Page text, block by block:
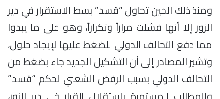
ومنذ ذلك الحين تحاول “قسد” بسط الاستقرار في دير
الزور إلا أنها فشلت مراراً وتكراراً، وهو على ما يبدوا
مما دفع التحالف الدولي للضغط عليها لإيجاد حلول،
وتشير المصادر إلى أن التشكيل الجديد جاء بضغط من
التحالف الدولي بسبب الرفض الشعبي لحكم “قسد”